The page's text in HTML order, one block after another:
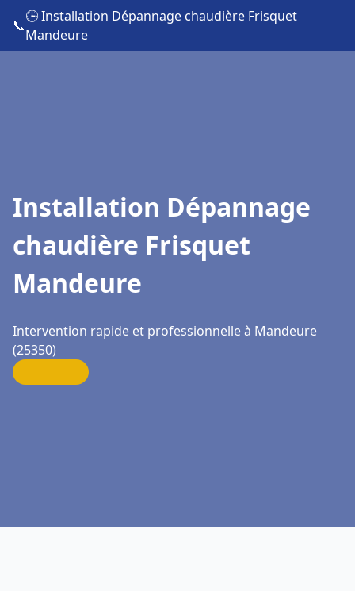
📞
🕒 Installation Dépannage chaudière Frisquet
Mandeure
Installation Dépannage
chaudière Frisquet
Mandeure
Intervention rapide et professionnelle à Mandeure
(25350)